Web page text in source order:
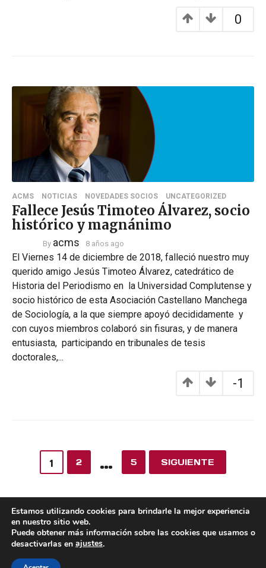
0
ACMS NOTICIAS NOVEDADES SOCIOS UNCATEGORIZED
Fallece Jesús Timoteo Álvarez, socio
histórico y magnánimo
By acms 8 años ago
El Viernes 14 de diciembre de 2018, falleció nuestro muy
querido amigo Jesús Timoteo Álvarez, catedrático de
Historia del Periodismo en la Universidad Complutense y
socio histórico de esta Asociación Castellano Manchega
de Sociología, a la que siempre apoyó decididamente y
con cuyos miembros colaboró sin fisuras, y de manera
entusiasta, participando en tribunales de tesis
doctorales,...
-1
1 2 … 5 SIGUIENTE
POLÍTICA DE COOKIES POLÍTICA DE PRIVACIDAD
© 2026 ACMS.
Estamos utilizando cookies para brindarle la mejor experiencia
en nuestro sitio web.
Puede obtener más información sobre las cookies que usamos o
desactivarlas en ajustes.